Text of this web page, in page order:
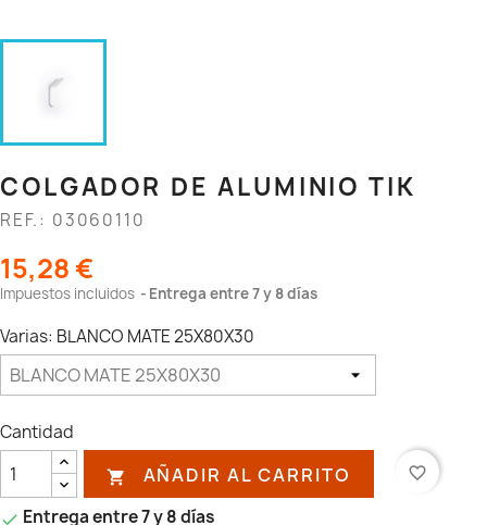
COLGADOR DE ALUMINIO TIK
REF.: 03060110
15,28 €
Impuestos incluidos Entrega entre 7 y 8 días
Varias: BLANCO MATE 25X80X30
Cantidad
 AÑADIR AL CARRITO favorite_border
 Entrega entre 7 y 8 días